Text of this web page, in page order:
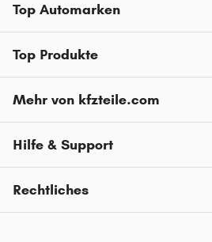
Top Automarken
Top Produkte
Mehr von kfzteile.com
Hilfe & Support
Rechtliches